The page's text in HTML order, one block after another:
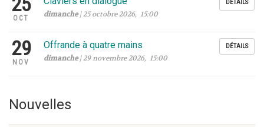
OCT dimanche| 25 octobre 2026, 15:00
DÉTAILS
29
NOV
Offrande à quatre mains
dimanche| 29 novembre 2026, 15:00
DÉTAILS
Nouvelles